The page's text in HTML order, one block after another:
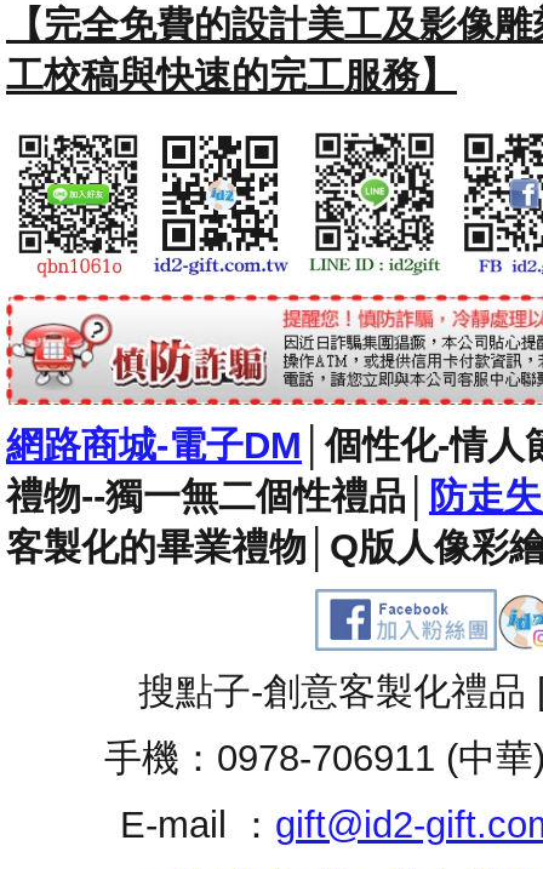
【完全免費的設計美工及影像
工校稿與快速的完工服務】
網路商城-電子DM │個性化-情人
禮物--獨一無二個性禮品
防走
客製化的畢業禮物 Q版人像彩
搜點子-創意客製化禮
手機：0978-706911 (中
E-mail ： gift@id2-